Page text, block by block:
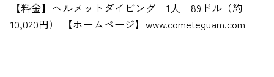
【料金】ヘルメットダイビング 1人 89ドル（約
10,020円） 【ホームページ】www.cometeguam.com